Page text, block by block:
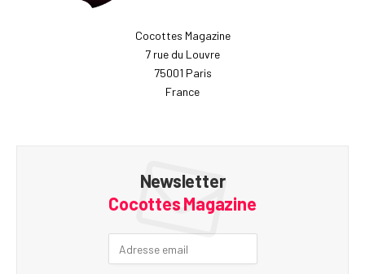
Cocottes Magazine
7 rue du Louvre
75001 Paris
France
Newsletter
Cocottes Magazine